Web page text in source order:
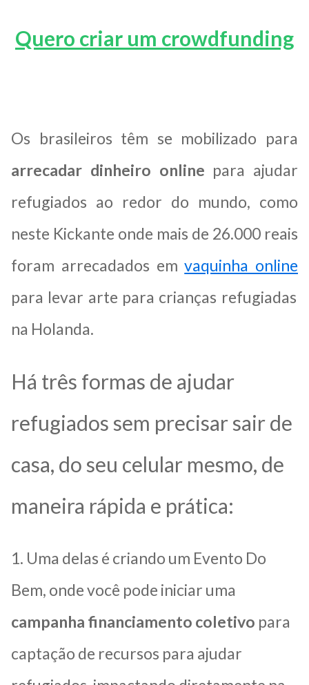
Quero criar um crowdfunding
Os brasileiros têm se mobilizado para
arrecadar dinheiro online para ajudar
refugiados ao redor do mundo, como
neste Kickante onde mais de 26.000 reais
foram arrecadados emvaquinha online
para levar arte para crianças refugiadas
na Holanda.
Há três formas de ajudar
refugiados sem precisar sair de
casa, do seu celular mesmo, de
maneira rápida e prática:
1. Uma delas é criando um Evento Do
Bem, onde você pode iniciar uma
campanha financiamento coletivo para
captação de recursos para ajudar